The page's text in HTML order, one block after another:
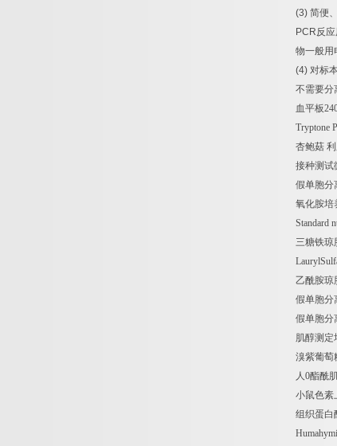
(3) 简便
PCR反
物一般用
(4) 对标
不需要分
血平板
Tryptone
杏鲍菇
接种测试
假单胞分
氧化胺培
Standard
三糖铁琼
乙酰胺琼
假单胞分
假单胞分
肌醇测定
溴紫葡萄
人0酯酰
小鼠色素
组织蛋白